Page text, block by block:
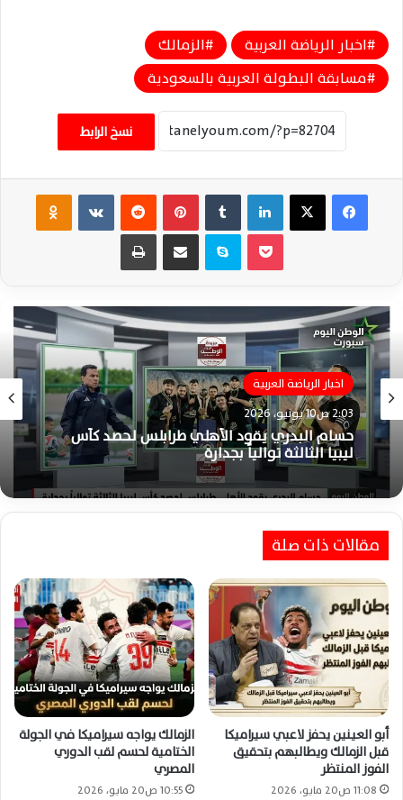
اخبار الرياضة العربية
الزمالك
مسابقة البطولة العربية بالسعودية
نسخ الرابط
فيسبوك ‫X لينكدإن بينتيريست ‏VKontakte
سكايب مشاركة عبر البريد طباعة
اخبار الرياضة العربية
2:03 ص10 يونيو، 2026
حسام البدري يقود الأهلي طرابلس لحصد كأس
ليبيا الثالثة توالياً بجدارة
الزمالك
3:41 م25 مايو، 2026
الزمالك يوجه الشكر للمهنئين بعد التتويج
التاريخي بالدوري المصري الممتاز
مقالات ذات صلة
أبو العينين يحفز لاعبي سيراميكا
قبل الزمالك ويطالبهم بتحقيق
الفوز المنتظر
11:08 ص20 مايو، 2026
الزمالك يواجه سيراميكا في الجولة
الختامية لحسم لقب الدوري
المصري
10:55 ص20 مايو، 2026